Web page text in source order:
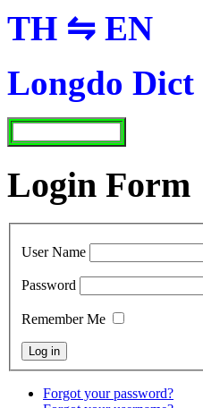
TH ⇋ EN
Longdo Dict
Login Form
User Name
Password
Remember Me
Forgot your password?